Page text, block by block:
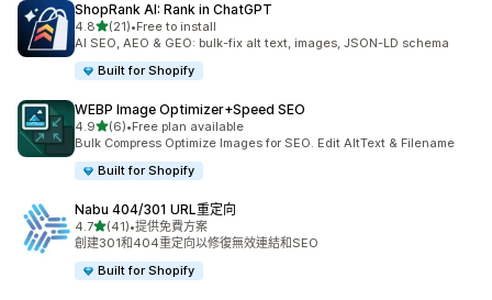
ShopRank AI: Rank in ChatGPT
4.8滿分 5 顆星
(21)
共有 21 則評價
•Free to install
AI SEO, AEO & GEO: bulk-fix alt text, images, JSON-LD schema
Built for Shopify
WEBP Image Optimizer+Speed SEO
4.9滿分 5 顆星
(6)
共有 6 則評價
•Free plan available
Bulk Compress Optimize Images for SEO. Edit AltText & Filename
Built for Shopify
Nabu 404/301 URL重定向
4.7滿分 5 顆星
(41)
共有 41 則評價
•提供免費方案
創建301和404重定向以修復無效連結和SEO
Built for Shopify